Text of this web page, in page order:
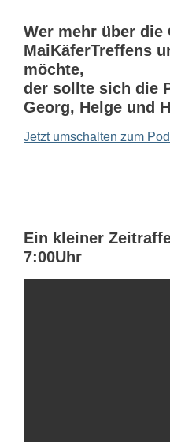
Wer mehr über die
MaiKäferTreffens
möchte,
der sollte sich die
Georg, Helge und
Jetzt umschalten zum
Ein kleiner
7:00Uhr